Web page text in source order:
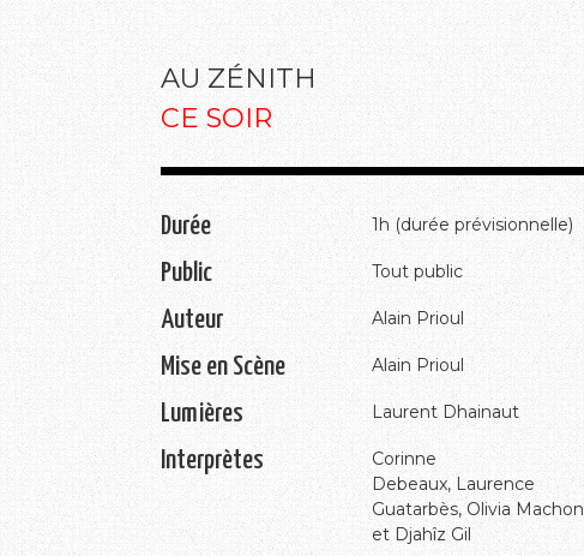
AU ZÉNITH
CE SOIR
Durée 1h (durée prévisionnelle)
Public Tout public
Auteur Alain Prioul
Mise en Scène Alain Prioul
Lumières Laurent Dhainaut
Interprètes
Corinne
Debeaux, Laurence
Guatarbès, Olivia Machon
et Djahîz Gil